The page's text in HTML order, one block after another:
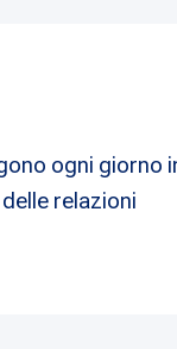
ogni giorno
relazioni